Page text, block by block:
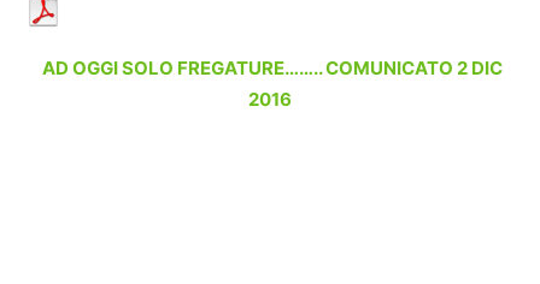
AD OGGI SOLO FREGATURE…….. COMUNICATO 2 DIC
2016